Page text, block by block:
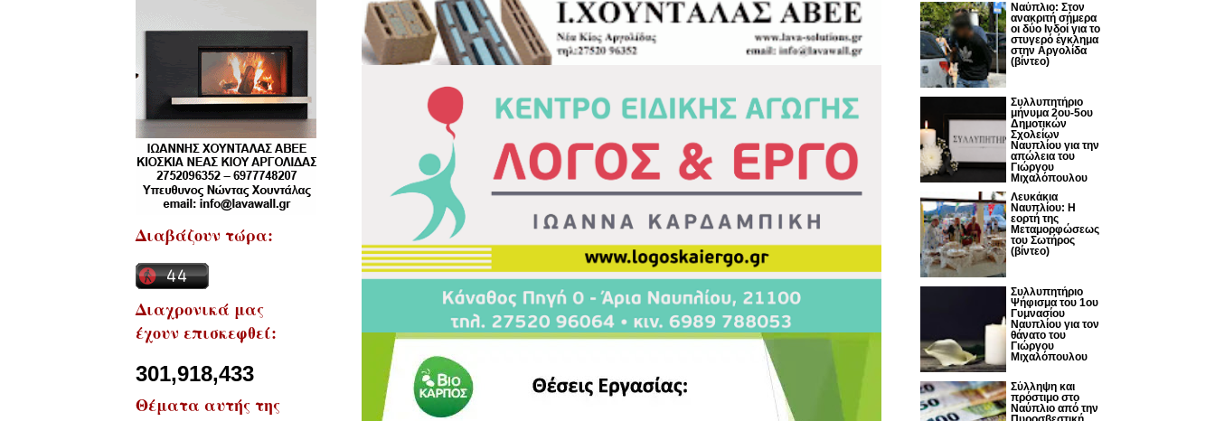
Διαβάζουν τώρα:
Διαχρονικά μας
έχουν επισκεφθεί:
301,918,433
Θέματα αυτής της
Nαύπλιο: Στον
ανακριτή σήμερα
οι δύο Ινδοί για το
στυγερό έγκλημα
στην Αργολίδα
(βίντεο)
Συλλυπητήριο
μήνυμα 2ου-5ου
Δημοτικών
Σχολείων
Ναυπλίου για την
απώλεια του
Γιώργου
Μιχαλόπουλου
Λευκάκια
Ναυπλίου: Η
εορτή της
Μεταμορφώσεως
του Σωτήρος
(βίντεο)
Συλλυπητήριο
Ψήφισμα του 1ου
Γυμνασίου
Ναυπλίου για τον
θάνατο του
Γιώργου
Μιχαλόπουλου
Σύλληψη και
πρόστιμο στο
Ναύπλιο από την